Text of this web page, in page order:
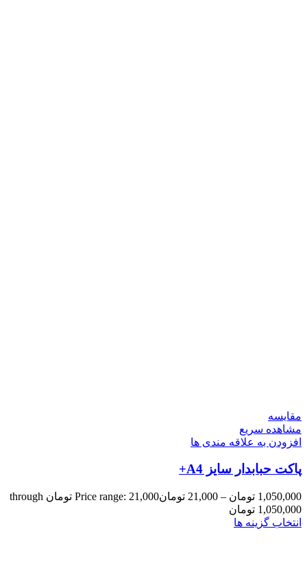
مقایسه
مشاهده سریع
افزودن به علاقه مندی ها
پاکت حبابدار سایز A4+
1,050,000 تومان –
21,000 تومان
Price range: 21,000 تومان through
1,050,000 تومان
انتخاب گزینه ها